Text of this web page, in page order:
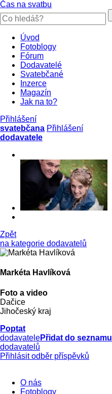
Čas na svatbu
Úvod
Fotoblogy
Fórum
Dodavatelé
Svatebčané
Inzerce
Magazín
Jak na to?
Přihlášení
svatebčana Přihlášení
dodavatele
Zpět
na kategorie dodavatelů
Markéta Havlíková
Foto a video
Dačice
Jihočeský kraj
Poptat
dodavatelePřidat do seznamu
dodavatelů
Přihlásit odběr příspěvků
O nás
Fotoblogy